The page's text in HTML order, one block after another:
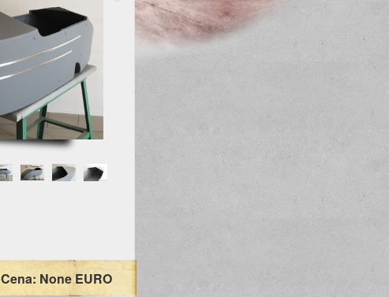
Cena: None EURO